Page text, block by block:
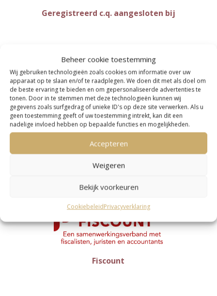
Beheer cookie toestemming
Wij gebruiken technologieën zoals cookies om informatie over uw
apparaat op te slaan en/of te raadplegen. We doen dit met als doel om
de beste ervaring te bieden en om gepersonaliseerde advertenties te
tonen. Door in te stemmen met deze technologieën kunnen wij
gegevens zoals surfgedrag of unieke ID's op deze site verwerken. Als u
geen toestemming geeft of uw toestemming intrekt, kan dit een
nadelige invloed hebben op bepaalde functies en mogelijkheden.
Accepteren
Weigeren
Bekijk voorkeuren
CookiebeleidPrivacyverklaring
Geregistreerd c.q. aangesloten bij
Belastingdienst
Kamer van Koophandel
Fiscount